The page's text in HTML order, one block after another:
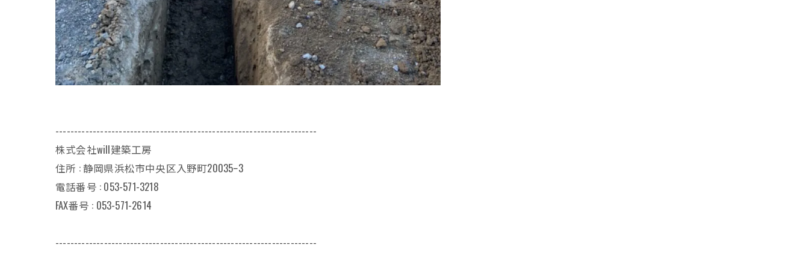
----------------------------------------------------------------------
株式会社will建築工房
住所 : 静岡県浜松市中央区入野町20035ｰ3
電話番号 : 053-571-3218
FAX番号 : 053-571-2614
----------------------------------------------------------------------